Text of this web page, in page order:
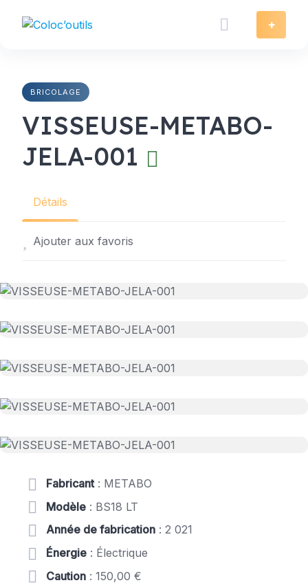
+
BRICOLAGE
VISSEUSE-METABO-
JELA-001
Détails
Ajouter aux favoris
Fabricant: METABO
Modèle : BS18 LT
Année de fabrication : 2 021
Énergie : Électrique
Caution : 150,00 €